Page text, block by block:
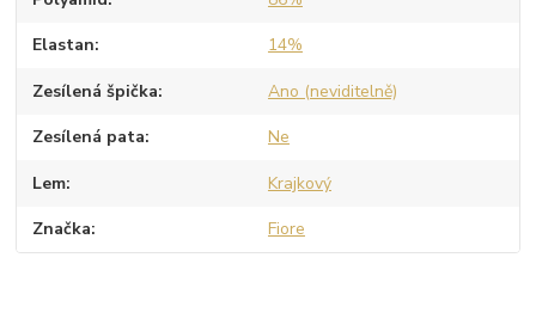
Elastan 14%
Zesílená špička Ano (neviditelně)
Zesílená pata Ne
Lem Krajkový
Značka Fiore